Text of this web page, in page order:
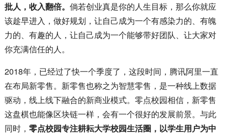
批人，收入翻倍。 倘若创业真是你的人生目标，那么你就应
该趁早进入，做好规划，让自己成为一个有感染力的、有魄
力的、有趣的人，让自己成为一个能够带好团队、让大家对
你充满信任的人。
2018年，已经过了快一个季度了，这段时间，腾讯阿里一直
在布局新零售。新零售也称之为智慧零售，是一种线上数据
驱动，线上线下融合的新商业模式。零点校园相信，新零售
这盘棋也能像区块链一样，会有一个很好的发展前景。与此
同时， 零点校园专注耕耘大学校园生活圈，以学生用户为中